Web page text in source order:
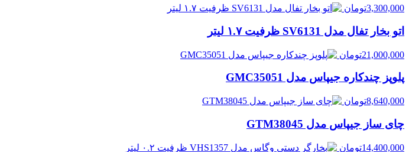
3,300,000تومان
اتو بخار تفال مدل SV6131 ظرفیت ۱.۷ لیتر
21,000,000تومان
پلوپز چندکاره جیپاس مدل GMC35051
8,640,000تومان
چای ساز جیپاس مدل GTM38045
14,400,000تومان